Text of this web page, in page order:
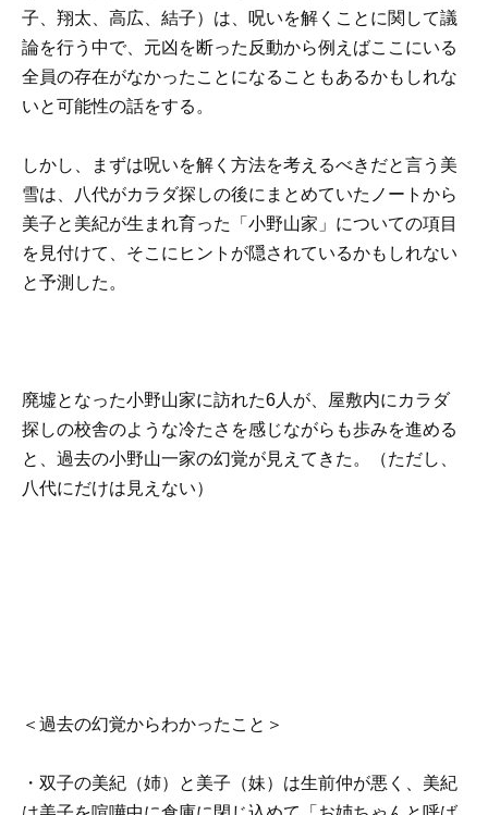
子、翔太、高広、結子）は、呪いを解くことに関して議
論を行う中で、元凶を断った反動から例えばここにいる
全員の存在がなかったことになることもあるかもしれな
いと可能性の話をする。
しかし、まずは呪いを解く方法を考えるべきだと言う美
雪は、八代がカラダ探しの後にまとめていたノートから
美子と美紀が生まれ育った「小野山家」についての項目
を見付けて、そこにヒントが隠されているかもしれない
と予測した。
廃墟となった小野山家に訪れた6人が、屋敷内にカラダ
探しの校舎のような冷たさを感じながらも歩みを進める
と、過去の小野山一家の幻覚が見えてきた。（ただし、
八代にだけは見えない）
＜過去の幻覚からわかったこと＞
・双子の美紀（姉）と美子（妹）は生前仲が悪く、美紀